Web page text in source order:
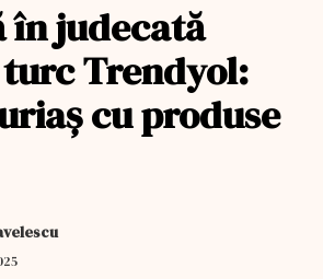
în judecată
Trendyol:
cu produse